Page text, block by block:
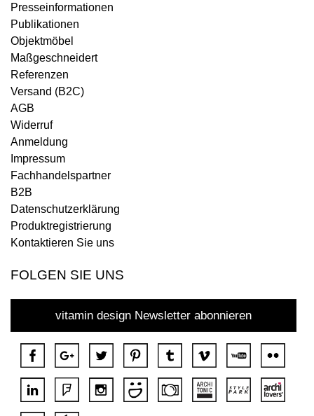
Presseinformationen
Publikationen
Objektmöbel
Maßgeschneidert
Referenzen
Versand (B2C)
AGB
Widerruf
Anmeldung
Impressum
Fachhandelspartner
B2B
Datenschutzerklärung
Produktregistrierung
Kontaktieren Sie uns
FOLGEN SIE UNS
vitamin design Newsletter abonnieren